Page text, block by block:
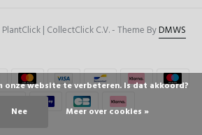
| CollectClick C.V. - Theme ByDMWS
onze website te verbeteren. Is dat akkoord?
Nee Meer over cookies »